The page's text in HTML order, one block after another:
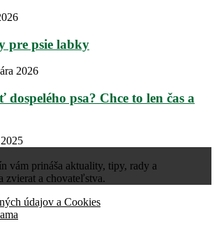
pre psie labky
2026
psa? Chce to len čas a
vám prináša aktuality, tipy, rady a
zvierat a chovateľstva.
údajov a Cookies